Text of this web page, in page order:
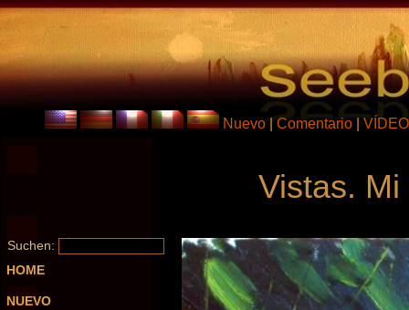
Nuevo Comentario VÍDEO
Vistas.
Suchen:
HOME
NUEVO